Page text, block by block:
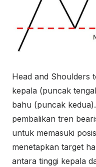
Head and Shoulders
kepala (puncak
bahu (puncak
pembalikan tren
untuk memasuki
menetapkan target
antara tinggi kepala